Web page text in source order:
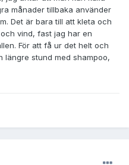
månader tillbaka använder
Det är bara till att kleta och
vind, fast jag har en
För att få ur det helt och
längre stund med shampoo,